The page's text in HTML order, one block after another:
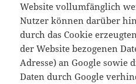
Website vollumfänglich
Nutzer können darüber
durch das Cookie
der Website bezogenen
Adresse) an Google sowie
Daten durch Google